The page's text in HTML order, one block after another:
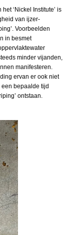
‘Nickel Institute’ is
van ijzer-
Voorbeelden
in besmet
minder vijanden,
manifesteren.
ervan er ook niet
bepaalde tijd
ontstaan.